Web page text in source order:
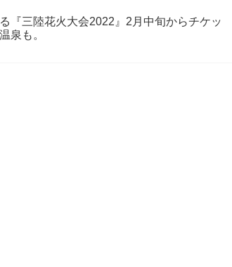
三陸花火大会2022』2月中旬からチケッ
泉も。